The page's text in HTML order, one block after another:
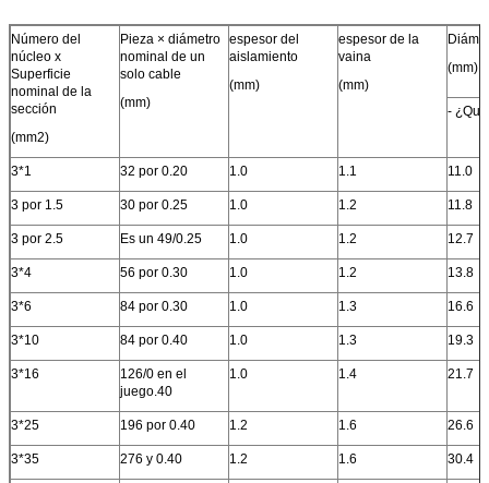
Número del
núcleo x
Superficie
nominal de la
sección
(mm2)
Pieza × diámetro
nominal de un
solo cable
(mm)
espesor del
aislamiento
(mm)
espesor de la
vaina
(mm)
(mm)
-
3*1 32 por 0.20 1.0 1.1 11.0
3 por 1.5 30 por 0.25 1.0 1.2 11.8
3 por 2.5 Es un 49/0.25 1.0 1.2 12.7
3*4 56 por 0.30 1.0 1.2 13.8
3*6 84 por 0.30 1.0 1.3 16.6
3*10 84 por 0.40 1.0 1.3 19.3
3*16
126/0 en el
juego.40
1.0 1.4 21.7
3*25 196 por 0.40 1.2 1.6 26.6
3*35 276 y 0.40 1.2 1.6 30.4